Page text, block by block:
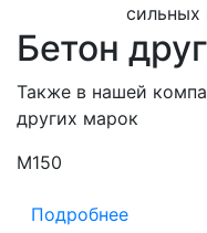
сильных
Бетон
Также в нашей
других марок
М150
Подробнее